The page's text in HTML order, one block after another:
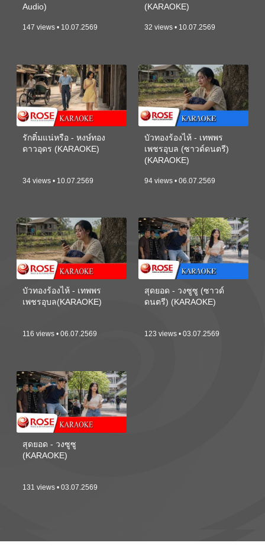
Audio)
147 views • 10.07.2569
(KARAOKE)
32 views • 10.07.2569
รักติ๋มแน่หรือ - หงษ์ทอง
ดาวอุดร (KARAOKE)
34 views • 10.07.2569
บัวทองร้องไห้ - เทพพร
เพชรอุบล (ซาวด์ดนตรี)
(KARAOKE)
94 views • 06.07.2569
บัวทองร้องไห้ - เทพพร
เพชรอุบล(KARAOKE)
116 views • 06.07.2569
สุดยอด - วงซูซู (ซาวด์
ดนตรี) (KARAOKE)
123 views • 03.07.2569
สุดยอด - วงซูซู
(KARAOKE)
131 views • 03.07.2569